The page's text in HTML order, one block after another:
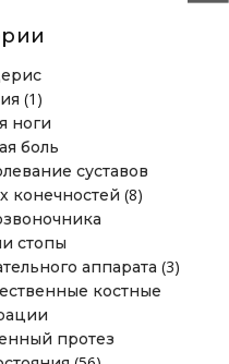
(1)
ноги
боль
суставов
(8)
стопы
аппарата (3)
костные
протез